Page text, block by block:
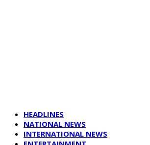
HEADLINES
NATIONAL NEWS
INTERNATIONAL NEWS